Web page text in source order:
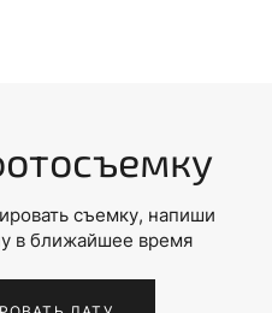
съемку, напиши
в ближайшее время